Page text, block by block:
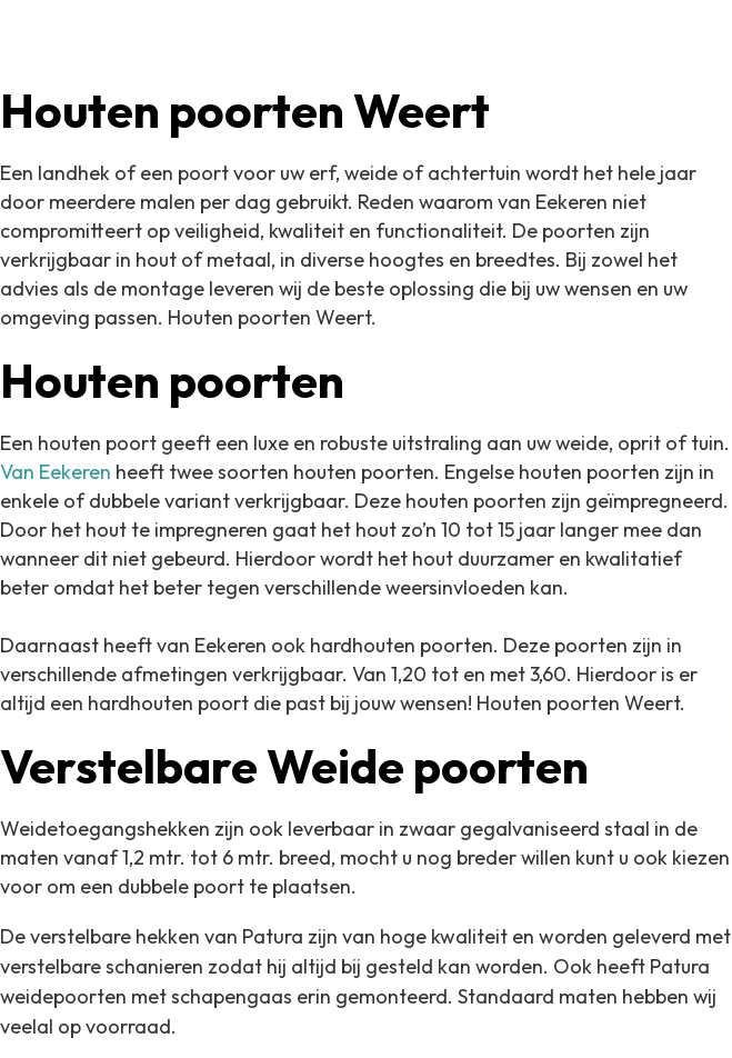
Houten poorten Weert
Een landhek of een poort voor uw erf, weide of achtertuin wordt het hele jaar
door meerdere malen per dag gebruikt. Reden waarom van Eekeren niet
compromitteert op veiligheid, kwaliteit en functionaliteit. De poorten zijn
verkrijgbaar in hout of metaal, in diverse hoogtes en breedtes. Bij zowel het
advies als de montage leveren wij de beste oplossing die bij uw wensen en uw
omgeving passen. Houten poorten Weert.
Houten poorten
Een houten poort geeft een luxe en robuste uitstraling aan uw weide, oprit of tuin.
Van Eekeren heeft twee soorten houten poorten. Engelse houten poorten zijn in
enkele of dubbele variant verkrijgbaar. Deze houten poorten zijn geïmpregneerd.
Door het hout te impregneren gaat het hout zo’n 10 tot 15 jaar langer mee dan
wanneer dit niet gebeurd. Hierdoor wordt het hout duurzamer en kwalitatief
beter omdat het beter tegen verschillende weersinvloeden kan.
Daarnaast heeft van Eekeren ook hardhouten poorten. Deze poorten zijn in
verschillende afmetingen verkrijgbaar. Van 1,20 tot en met 3,60. Hierdoor is er
altijd een hardhouten poort die past bij jouw wensen! Houten poorten Weert.
Verstelbare Weide poorten
Weidetoegangshekken zijn ook leverbaar in zwaar gegalvaniseerd staal in de
maten vanaf 1,2 mtr. tot 6 mtr. breed, mocht u nog breder willen kunt u ook kiezen
voor om een dubbele poort te plaatsen.
De verstelbare hekken van Patura zijn van hoge kwaliteit en worden geleverd met
verstelbareschanieren zodat hij altijd bij gesteld kan worden. Ook heeft Patura
weidepoorten met schapengaas erin gemonteerd. Standaard maten hebben wij
veelal op voorraad.